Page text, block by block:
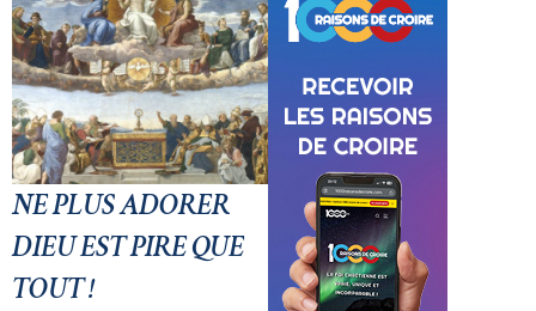
NE PLUS ADORER
DIEU EST PIRE QUE
TOUT !